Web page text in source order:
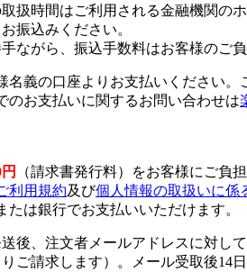
扱時間はご利用される金融機関の
振込みください。
ながら、振込手数料はお客様のご
名義の口座よりお支払いください。
のお支払いに関するお問い合わせは
（請求書発行料）をお客様にご負
利用規約及び個人情報の取扱いに係
たは銀行でお支払いいただけます。
後、注文者メールアドレスに対し
りご請求します）。メール受取後14